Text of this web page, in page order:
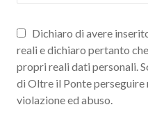
Dichiaro di avere
reali e dichiaro pertanto
propri reali dati personali.
di Oltre il Ponte perseguire
violazione ed abuso.